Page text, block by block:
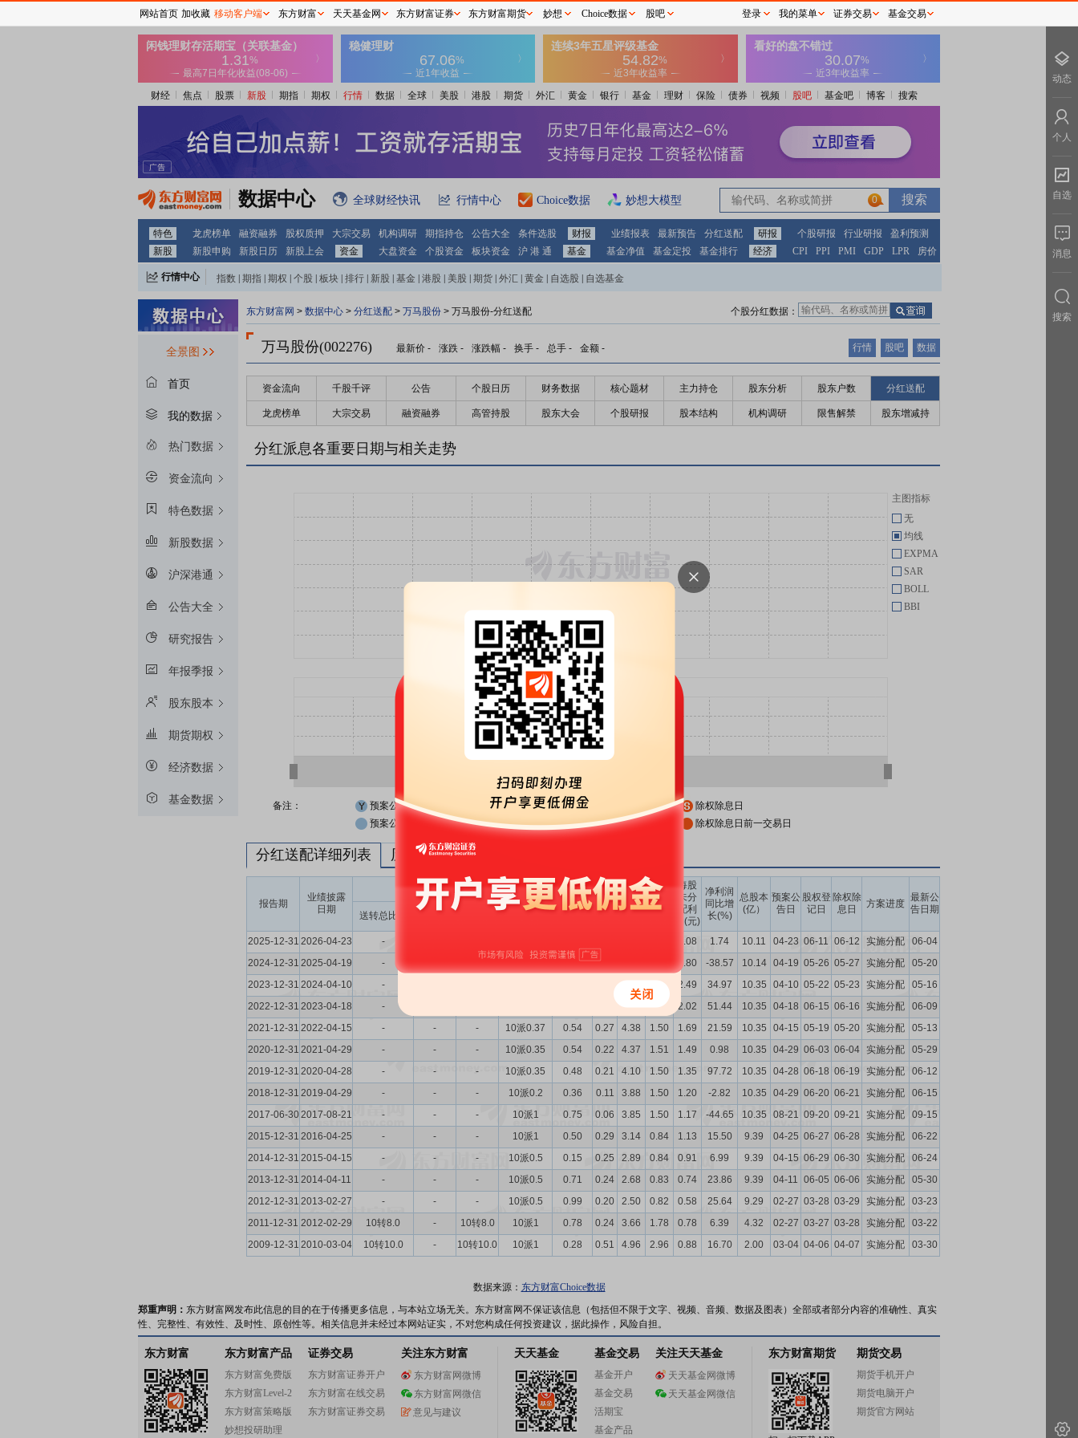
财经 焦点 股票 新股 期指 期权 行情 数据 全球 美股 港股 期货 外汇 黄金 银行 基金 理财 保险 债券 视频 股吧 基金吧 博客 搜索
数据中心 全球财经快讯 行情中心 Choice数据 妙想大模型 0
特色 龙虎榜单 融资融券 股权质押 大宗交易 机构调研 期指持仓 公告大全 条件选股 财报 业绩报表 最新预告 分红送配 研报 个股研报 行业研报
盈利预测
新股
新股申购 新股日历 新股上会 资金 大盘资金 个股资金 板块资金 沪 港 通 基金 基金净值 基金定投 基金排行 经济 CPI PPI PMI GDP LPR 房价
行情中心 指数 期指 期权 个股 板块 排行 新股 基金 港股 美股 期货 外汇 黄金 自选股 自选基金
全景图
首页
我的数据
热门数据
资金流向
特色数据
新股数据
沪深港通
公告大全
研究报告
年报季报
股东股本
期货期权
经济数据
基金数据
东方财富网 > 数据中心 > 分红送配 > 万马股份 > 万马股份-分红送配 个股分红数据：
万马股份(002276) 最新价 - 涨跌 - 涨跌幅 - 换手 - 总手 - 金额 - 行情 股吧 数据
资金流向 千股千评 公告 个股日历 财务数据 核心题材 主力持仓 股东分析 股东户数 分红送配
龙虎榜单 大宗交易 融资融券 高管持股 股东大会 个股研报 股本结构 机构调研 限售解禁 股东增减持
分红派息各重要日期与相关走势
主图指标
无
均线
EXPMA
SAR
BOLL
BBI
备注： 预案公布日 股权登记日
除权除息日
预案公布日前一交易日
股权登记日前一交易日 除权除息日前一交易日
分红送配详细列表 历次分红派息与涨跌幅表现
报告期
业绩披露
日期
送转股份 现金分红
每股
收益
每股
净资
每股
公积
每股
未分
配利
润(元)
净利润
同比增
长(%)
总股本
(亿）
预案公
告日
股权登
记日
除权除
息日
方案进度
最新公
告日期
送转总比例
现金分红比
股息率
2025-12-31 2026-04-23 - 3.08 1.74 10.11 04-23 06-11 06-12 实施分配
06-04
2024-12-31 2025-04-19 - 0.35 0.34 2.80 -38.57 10.14 04-19 05-26 05-27 实施分配
05-20
2023-12-31 2024-04-10 - 5.22 1.50 2.49 34.97 10.35 04-10 05-22 05-23 实施分配
05-16
2022-12-31 2023-04-18 - 4.70 1.50 2.02 51.44 10.35 04-18 06-15 06-16 实施分配
06-09
2021-12-31 2022-04-15 - - - 10派0.37 0.54 0.27 4.38 1.50 1.69 21.59 10.35 04-15 05-19 05-20 实施分配
05-13
2020-12-31 2021-04-29 - - - 10派0.35 0.54 0.22 4.37 1.51 1.49 0.98 10.35 04-29 06-03 06-04 实施分配
05-29
2019-12-31 2020-04-28 - - - 10派0.35 0.48 0.21 4.10 1.50 1.35 97.72 10.35 04-28 06-18 06-19 实施分配
06-12
2018-12-31 2019-04-29 - - - 10派0.2 0.36 0.11 3.88 1.50 1.20 -2.82 10.35 04-29 06-20 06-21 实施分配
06-15
2017-06-302017-08-21 - - - 10派1 0.75 0.06 3.85 1.50 1.17 -44.65 10.35 08-21 09-20 09-21 实施分配
09-15
2015-12-31 2016-04-25 - - - 10派1 0.50 0.29 3.14 0.84 1.13 15.50 9.39 04-25 06-27 06-28 实施分配
06-22
2014-12-31 2015-04-15 - - - 10派0.5 0.15 0.25 2.89 0.84 0.91 6.99 9.39 04-15 06-29 06-30 实施分配
06-24
2013-12-31 2014-04-11 - - - 10派0.5 0.71 0.24 2.68 0.83 0.74 23.86 9.39 04-11 06-05 06-06 实施分配
05-30
2012-12-31 2013-02-27 - - - 10派0.5 0.99 0.20 2.50 0.82 0.58 25.64 9.29 02-27 03-28 03-29 实施分配
03-23
2011-12-31 2012-02-29 10转8.0 - 10转8.0 10派1 0.78 0.24 3.66 1.78 0.78 6.39 4.32 02-27 03-27 03-28 实施分配
03-22
2009-12-31 2010-03-04 10转10.0 - 10转10.0 10派1 0.28 0.51 4.96 2.96 0.88 16.70 2.00 03-04 04-06 04-07 实施分配 03-30
数据来源： 东方财富Choice数据
郑重声明： 东方财富网发布此信息的目的在于传播更多信息，与本站立场无关。东方财富网不保证该信息（包括但不限于文字、视频、音频、数据及图表）全部或者部分内容的准确性、真实
性、完整性、有效性、及时性、原创性等。相关信息并未经过本网站证实，不对您构成任何投资建议，据此操作，风险自担。
东方财富 东方财富产品
东方财富免费版
东方财富Level-2
东方财富策略版
妙想投研助理
证券交易
东方财富证券开户
东方财富在线交易
东方财富证券交易
关注东方财富
东方财富网微博
东方财富网微信
意见与建议
天天基金 基金交易
基金开户
基金交易
活期宝
基金产品
关注天天基金
天天基金网微博
天天基金网微信
东方财富期货 期货交易
期货手机开户
期货电脑开户
期货官方网站
网站首页 加收藏 移动客户端 东方财富 天天基金网 东方财富证券 东方财富期货 妙想 Choice数据 股吧 登录 我的菜单 证券交易 基金交易
动态
个人
自选
消息
搜索